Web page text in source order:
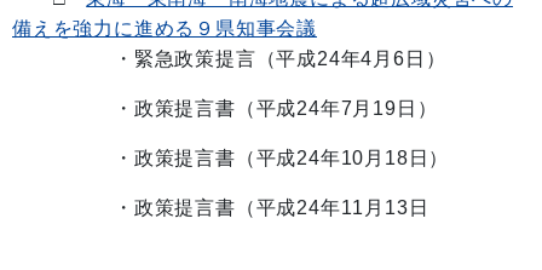
備えを強力に進める９県知事会議
・緊急政策提言（平成24年4月6日）
・政策提言書（平成24年7月19日）
・政策提言書（平成24年10月18日）
・政策提言書（平成24年11月13日